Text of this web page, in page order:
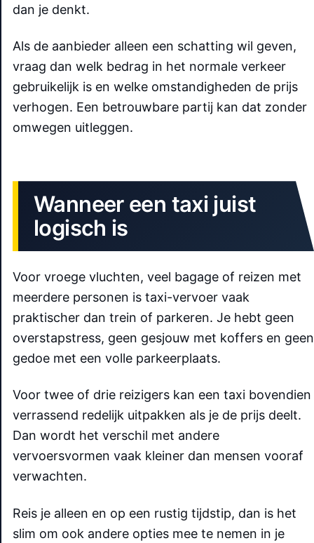
dan je denkt.
Als de aanbieder alleen een schatting wil geven,
vraag dan welk bedrag in het normale verkeer
gebruikelijk is en welke omstandigheden de prijs
verhogen. Een betrouwbare partij kan dat zonder
omwegen uitleggen.
Wanneer een taxi juist
logisch is
Voor vroege vluchten, veel bagage of reizen met
meerdere personen is taxi-vervoer vaak
praktischer dan trein of parkeren. Je hebt geen
overstapstress, geen gesjouw met koffers en geen
gedoe met een volle parkeerplaats.
Voor twee of drie reizigers kan een taxi bovendien
verrassend redelijk uitpakken als je de prijs deelt.
Dan wordt het verschil met andere
vervoersvormen vaak kleiner dan mensen vooraf
verwachten.
Reis je alleen en op een rustig tijdstip, dan is het
slim om ook andere opties mee te nemen in je